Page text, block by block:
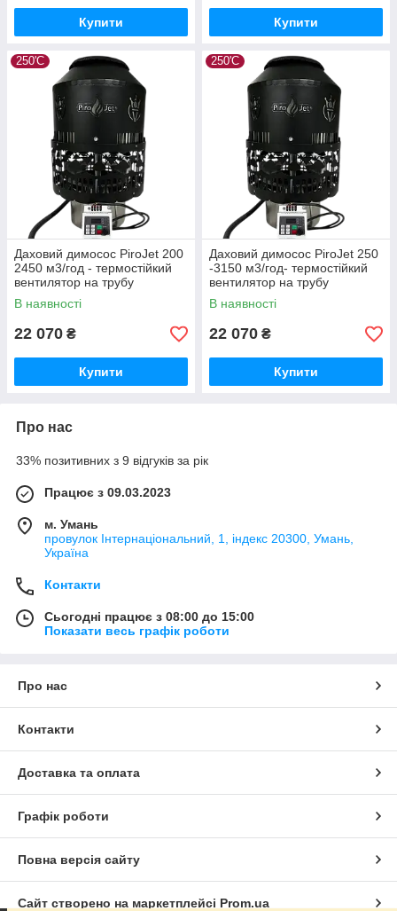
Купити Купити
250'С
Даховий димосос PiroJet 200
2450 м3/год - термостійкий
вентилятор на трубу
В наявності
22 070 ₴
Купити
250'С
Даховий димосос PiroJet 250
-3150 м3/год- термостійкий
вентилятор на трубу
В наявності
22 070 ₴
Купити
Про нас
33% позитивних з 9 відгуків за рік
Працює з 09.03.2023
м. Умань
провулок Інтернаціональний, 1, індекс 20300, Умань,
Україна
Контакти
Сьогодні працює з 08:00 до 15:00
Показати весь графік роботи
Про нас
Контакти
Доставка та оплата
Графік роботи
Повна версія сайту
Сайт створено на маркетплейсі Prom.ua